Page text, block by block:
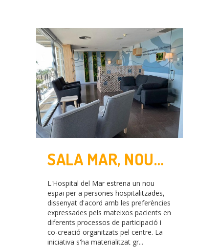
SALA MAR, NOU
CONCEPTE DE
SALES D’ESTAR
PER A PACIENTS
HOSPITALITZATS
L'Hospital del Mar estrena un nou
espai per a persones hospitalitzades,
dissenyat d'acord amb les preferències
expressades pels mateixos pacients en
diferents processos de participació i
co-creació organitzats pel centre. La
iniciativa s'ha materialitzat gr...